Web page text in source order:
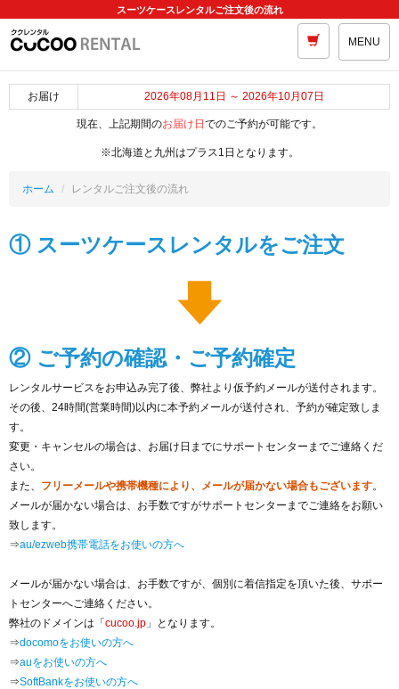
スーツケースレンタルご注文後の流れ
MENU
お届け 2026年08月11日 ～ 2026年10月07日
現在、上記期間のお届け日 でのご予約が可能です。
※北海道と九州はプラス1日となります。
ホーム レンタルご注文後の流れ
① スーツケースレンタルをご注文
② ご予約の確認・ご予約確定
レンタルサービスをお申込み完了後、弊社より仮予約メールが送付されます。
その後、24時間(営業時間)以内に本予約メールが送付され、予約が確定致しま
す。
変更・キャンセルの場合は、お届け日までにサポートセンターまでご連絡くだ
さい。
また、 フリーメールや携帯機種により、メールが届かない場合もございます。
メールが届かない場合は、お手数ですがサポートセンターまでご連絡をお願い
致します。
⇒au/ezweb携帯電話をお使いの方へ
メールが届かない場合は、お手数ですが、個別に着信指定を頂いた後、サポー
トセンターへご連絡ください。
弊社のドメインは「 cucoo.jp 」となります。
⇒docomoをお使いの方へ
⇒auをお使いの方へ
⇒SoftBankをお使いの方へ